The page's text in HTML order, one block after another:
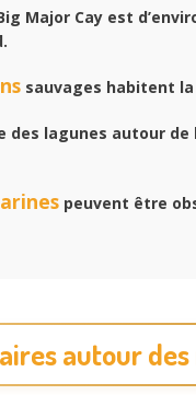
Major Cay est
sauvages habitent la
des lagunes autour de
peuvent être
autour